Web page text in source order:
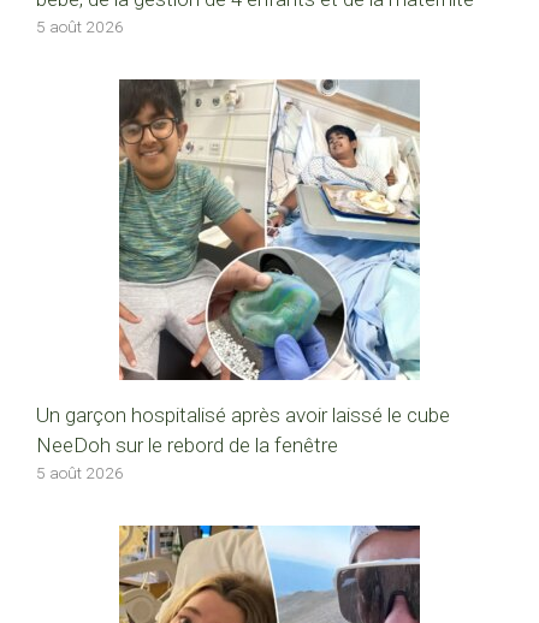
5 août 2026
Un garçon hospitalisé après avoir laissé le cube
NeeDoh sur le rebord de la fenêtre
5 août 2026